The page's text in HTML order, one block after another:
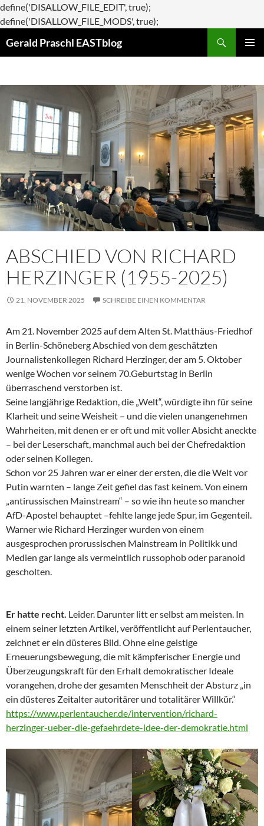
define('DISALLOW_FILE_EDIT', true);
define('DISALLOW_FILE_MODS', true);
Gerald Praschl EASTblog
ABSCHIED VON RICHARD
HERZINGER (1955-2025)
21. NOVEMBER 2025 SCHREIBE EINEN KOMMENTAR
Am 21. November 2025 auf dem Alten St. Matthäus-Friedhof
in Berlin-Schöneberg Abschied von dem geschätzten
Journalistenkollegen Richard Herzinger, der am 5. Oktober
wenige Wochen vor seinem 70.Geburtstag in Berlin
überraschend verstorben ist.
Seine langjährige Redaktion, die „Welt“, würdigte ihn für seine
Klarheit und seine Weisheit – und die vielen unangenehmen
Wahrheiten, mit denen er er oft und mit voller Absicht aneckte
– bei der Leserschaft, manchmal auch bei der Chefredaktion
oder seinen Kollegen.
Schon vor 25 Jahren war er einer der ersten, die die Welt vor
Putin warnten – lange Zeit gefiel das fast keinem. Von einem
„antirussischen Mainstream“ – so wie ihn heute so mancher
AfD-Apostel behauptet –fehlte lange jede Spur, im Gegenteil.
Warner wie Richard Herzinger wurden von einem
ausgesprochen prorussischen Mainstream in Politikk und
Medien gar lange als vermeintlich russophob oder paranoid
gescholten.
Er hatte recht. Leider. Darunter litt er selbst am meisten. In
einem seiner letzten Artikel, veröffentlicht auf Perlentaucher,
zeichnet er ein düsteres Bild. Ohne eine geistige
Erneuerungsbewegung, die mit kämpferischer Energie und
Überzeugungskraft für den Erhalt demokratischer Ideale
vorangehen, drohe der gesamten Menschheit der Absturz „in
ein düsteres Zeitalter autoritärer und totalitärer Willkür.“
https://www.perlentaucher.de/intervention/richard-
herzinger-ueber-die-gefaehrdete-idee-der-demokratie.html